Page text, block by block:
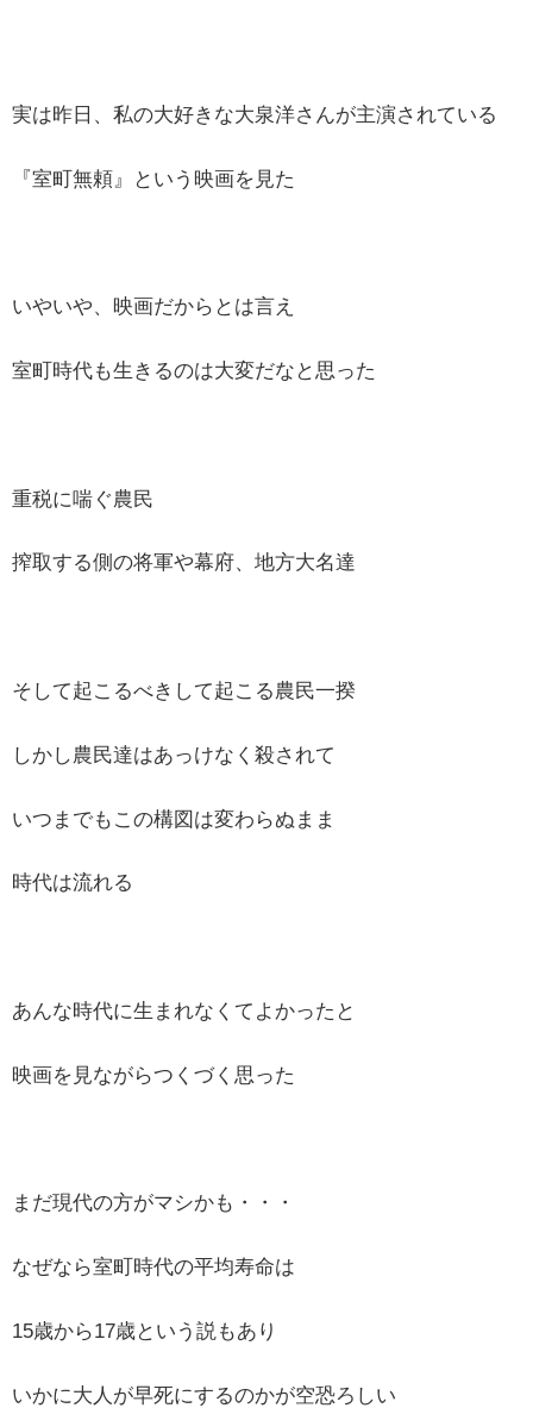
実は昨日、私の大好きな大泉洋さんが主演されている
『室町無頼』という映画を見た
いやいや、映画だからとは言え
室町時代も生きるのは大変だなと思った
重税に喘ぐ農民
搾取する側の将軍や幕府、地方大名達
そして起こるべきして起こる農民一揆
しかし農民達はあっけなく殺されて
いつまでもこの構図は変わらぬまま
時代は流れる
あんな時代に生まれなくてよかったと
映画を見ながらつくづく思った
まだ現代の方がマシかも・・・
なぜなら室町時代の平均寿命は
15歳から17歳という説もあり
いかに大人が早死にするのかが空恐ろしい